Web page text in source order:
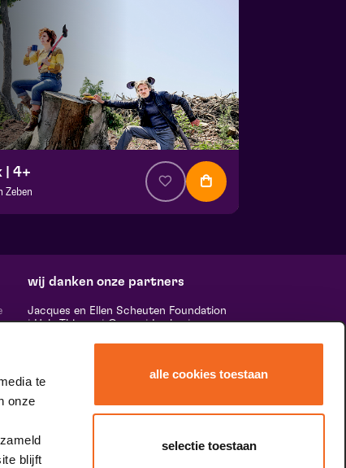
te
onze
blijft
alle cookies toestaan
selectie toestaan
| 4+
Zeben
2026 | 13:30
wij danken onze partners
Jacques en Ellen Scheuten Foundation
|Hela Thissen|Canon|Leolux|
Vostermans Companies|Unica